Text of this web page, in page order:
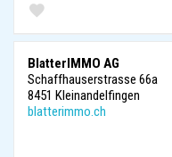
BlatterIMMO AG
Schaffhauserstrasse 66a
8451 Kleinandelfingen
blatterimmo.ch